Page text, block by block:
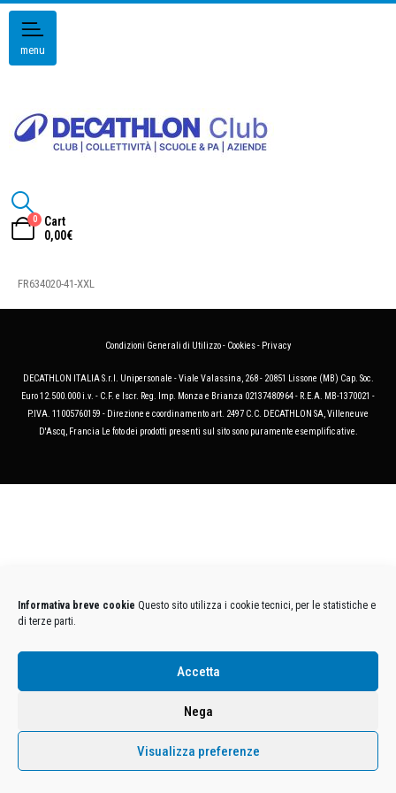
Informativa breve cookie Questo sito utilizza i cookie tecnici, per le statistiche e
di terze parti.
Accetta
Nega
Visualizza preferenze
menu
0
Cart
0,00€
FR634020-41-XXL
Condizioni Generali di Utilizzo- Cookies- Privacy
DECATHLON ITALIA S.r.l. Unipersonale - Viale Valassina, 268 - 20851 Lissone (MB) Cap. Soc.
Euro 12.500.000 i.v. - C.F. e Iscr. Reg. Imp. Monza e Brianza 02137480964 - R.E.A. MB-1370021 -
P.IVA. 11005760159 - Direzione e coordinamento art. 2497 C.C. DECATHLON SA, Villeneuve
D'Ascq, Francia Le foto dei prodotti presenti sul sito sono puramente esemplificative.